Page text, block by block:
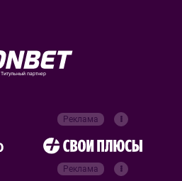
Титульный партнер
Реклама
Реклама